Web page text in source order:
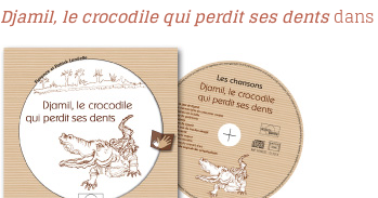
Djamil, le crocodile qui perdit ses dentsdans